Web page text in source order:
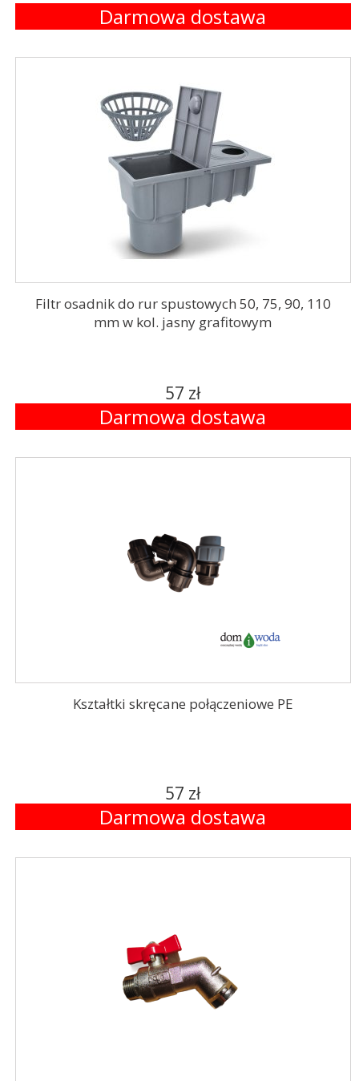
Darmowa dostawa
Filtr osadnik do rur spustowych 50, 75, 90, 110
mm w kol. jasny grafitowym
57 zł
Darmowa dostawa
Kształtki skręcane połączeniowe PE
57 zł
Darmowa dostawa